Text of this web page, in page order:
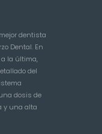
dentista
Dental. En
la última,
del
dosis de
y una alta